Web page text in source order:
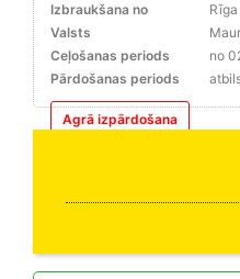
Izbraukšana no
Rīga
Valsts
Ceļošanas periods
no
Pārdošanas periods
Agrā izpārdošana